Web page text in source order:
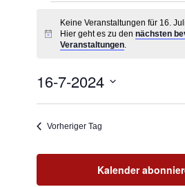
für
Juli
2024
Hinweis
Keine Veranstaltungen für 16.
Hier geht es zu dennächsten
Veranstaltungen.
16-7-2024
Vorheriger Tag
Kalender